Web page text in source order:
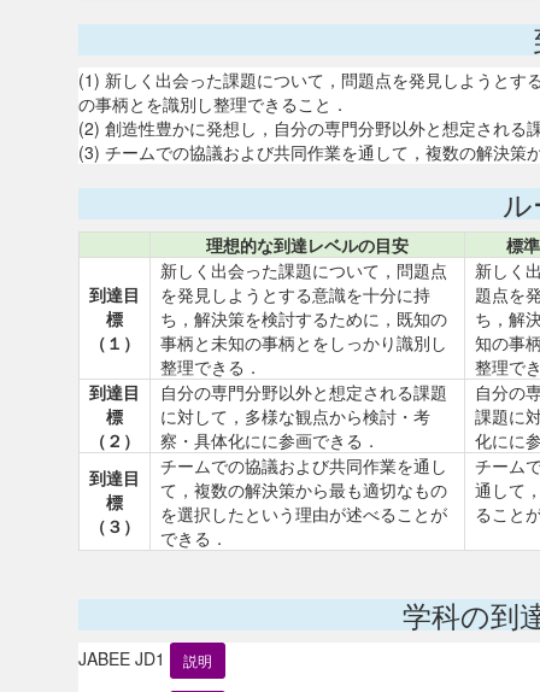
(1) 新しく出会った課題について，問題点を発見しようと
の事柄とを識別し整理できること．
(2) 創造性豊かに発想し，自分の専門分野以外と想定され
(3) チームでの協議および共同作業を通して，複数の解決
理想的な到達レベルの目安 標
到達目
標
（１）
新しく出会った課題について，問題点
を発見しようとする意識を十分に持
ち，解決策を検討するために，既知の
事柄と未知の事柄とをしっかり識別し
整理できる．
新しく
題点を
ち，解
知の事
整理で
到達目
標
（２）
自分の専門分野以外と想定される課題
に対して，多様な観点から検討・考
察・具体化にに参画できる．
自分の
課題に
化にに
到達目
標
（３）
チームでの協議および共同作業を通し
て，複数の解決策から最も適切なもの
を選択したという理由が述べることが
できる．
チーム
通して
ること
学科の到
JABEE JD1 説明